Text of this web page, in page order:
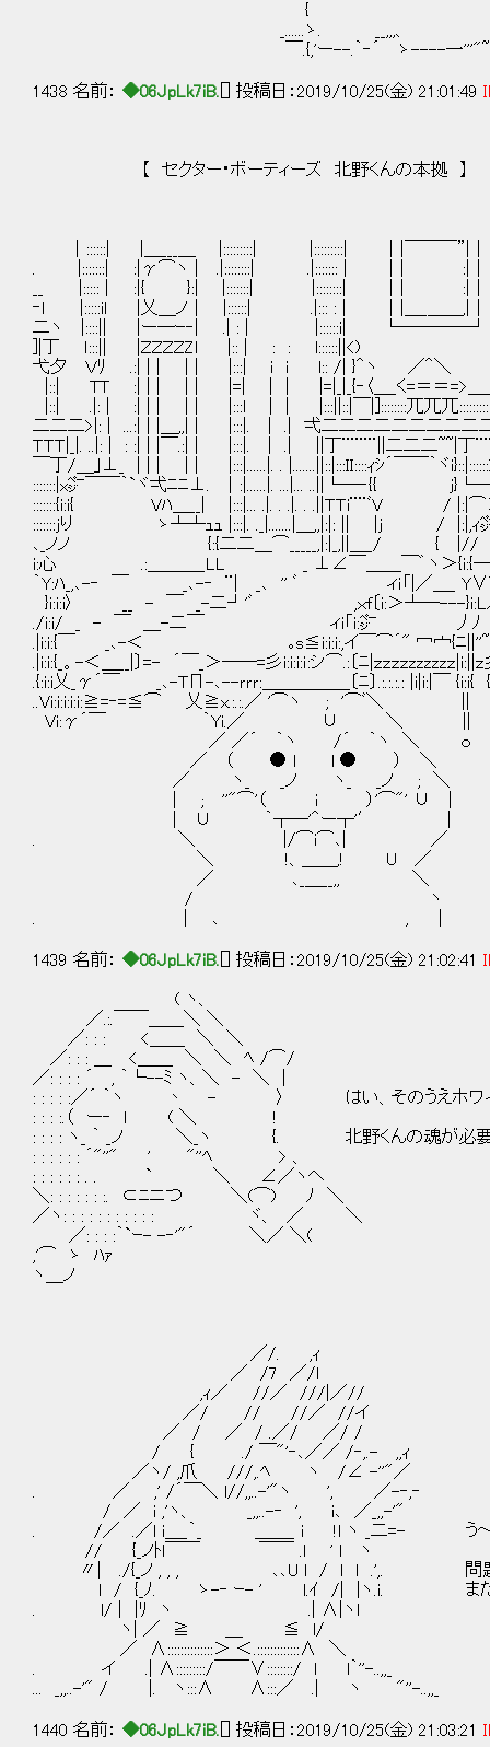
{ _,.:-
_......ゝ. __,,,、
￣.{,'ー--.｀‐´ ゝ----一'''"~
1438 名前： ◆06JpLk7iB. [] 投稿日：2019/10/25(金) 21:01:49
【 セクター・ボーティーズ 北野くんの本拠 】
｜::::::| |＿___＿ |:::::::::| |:::::::::| ｜|￣￣￣”|
. |:::::::| :|γ⌒ヽ | .|::::::::| .|::::::: | ｜| :|｜
__ |::::: | :|{ }:| |:::::::| |::::::::| ｜| :|｜
‐l |:::::il |乂＿ノ｜ |::::::| .|::: : | ｜|＿_＿＿,|
二ヽ |::::|| |ー─ｰ‐| .| : | |::::::i| └────┘
]|丁 ｌ:::|| |ＺＺＺＺZl |:: | : : l::::::||<)
弋夕 Ｖﾘ .:| | | | | |:::| i i l:: /| }＾ヽ ／＾＼
|::| TT :| | | | | |=| | | |=|_|_{‐〈＿_く=＝＝=>＿
|::| .|: | :| | | | | |:::l | | |:::||::|￣|]::::::::兀兀兀
二二二>|: | ...:| | |＿,,| | |:::|. | .| 弌二二二二二二二二
ＴＴＴ|_|. ..|: | : :| | |￣.:| | |:::|. | .| ||丁¨¨¨¨||二二二~~|丁
￣丁/＿｣⊥_ | | | | | |:::|......|. . |.......||::|:::ＩＩ::::ｨｼ´￣￣｀ヾi}::|::::::
:::::::|x㌻￣￣｀`ヾ弌ﾆﾆ⊥. ｜:|......|. ...|... ..||└─‐{{
:::::::{i:i{ Vﾊ＿__| |:::|... .|. . .|. . .||ＴＴi¨¨ﾞV / |:|⌒＞
:::::::jり ゝ┴┴ｭｭ |:::|. ._|.......|＿,,|:|: || |j / |:|,ｨ㌻~//
､_ノノ {:{二二＿⌒_____,|:|_,||＿_/ { |// //ｉｉ
i:心 .:＿＿＿_LL _ ⊥∠￣＿＿￣゛ヽ＞{i:{─ﾉﾉ:|i:|ｨ
｀Y:ﾊ_,､-‐ ￣ _､-‐ ¨| _､ '' ﾞ ィｉ「|／＿_ Y∨ﾞ|||ﾉﾉ
}i:i:i〉 __ - ￣ _-二┘'ﾞ ,ｘf〔i:＞┴─---}i:Lﾉ
./i:i/ _ - ￣ ＿-二￣ ィi「i:㌻ 丿ﾉ )|ﾞ
.|i:i:{￣ _､-＜ ｡s≦i:i:i:,イ￣⌒´" 冖宀{ﾆ||''~ ﾉ
.|i:i:{_。-＜＿__|〕=- ´￣_＞──=彡i:i:i:ｉ:シ⌒.:〔ﾆ|ｚｚｚｚzzzzzｚ|i:||ｚ
.{:i:i乂_γ´￣ _､-TΠ-､--ｒｒｒ:＿＿＿＿＿〔ﾆ〕.:.:.:.: |i|i:|￣ {i:i{
..Vi:i:i:i:i:≧=‐=≦⌒ 乂≧x.:.:.／ '⌒ヽ ; '⌒ﾞ＼ ||
Vi:γ´￣ ｀Yi.／ ∪ ＼ ||
／ ／´ ｀ヽ /´ ｀ヽ ＼ ｏ
／ （ ● l l ● ） ＼
／ ヽ_ _ノ ヽ_ _ノ ; ＼ 四大天使の
| ; ''"⌒'（ i ）'⌒"' ∪ |
| ∪ ｀┬─'＾ー┬'′ | それでホワイト
. ＼ |/⌒i⌒､| ／
＼ !、＿＿,! U ／
／ ､_＿__,, ＼
/ ヽ
. | ､ , |
1439 名前： ◆06JpLk7iB. [] 投稿日：2019/10/25(金) 21:02:41
( ヽ、
／.:.￣￣＿＿＼ ＼
／: : : <＿＿ ＼ ＼
／: : : ＿ <＿＿ ＼ ＼ ﾍ /⌒/
／: : : : ´ , ｀└--ﾐ ヽ、＼ - ＼ |
: : : : :／´ ｀ヽ 丶 - 〉 はい、そのうえホワイト
: : : :.（ ー‐ l ( ＼ !
: : : : ヽ_ ｀ _ノ ＼_ヽ {. 北野くんの魂が必要だな
: : : : : : ´"''" ' "''ﾍ > 、
: : : : : : . . ` ＼ ∠／ヽヘ
＼: : : : : : :. ⊂ﾆニつ ＼(⌒) ﾉ ＼
／ヽ: : : : : : : : : : : ヾ、 ／ ＼
／: : : :｀`ｰ- -‐'"´ ＼／ ＼(
,'⌒ ゝ ﾊｧ
ヽ＿ノ
／/. ,ｨ
／ /7 ／/l
,ｨ／ //／ ///|／//
／/ // //／ //イ
／ / ／ / .／/ ／/ /
/ { ./ ￣"'‐､／／ /‐,.- ,,ｨ
／ヽ/ ,爪 ///,.ﾍ ヽ /∠ -''"／
. ／ ,' /´￣＼ l//,,..-'"ヽ ', ／-‐,‐
/ ／ i ,'ヽ、 _,,..-‐ ', i､ ／_,,-'"
. /／ .／l i＿_｀_ ＿＿_ i !l ヽ _二=- う
// {_ノﾄl￣￣ ￣￣ .l ' l ヽ
〃| ./{_ノ , , , ､､U l / l l .',. 問題が一つ
l / {_ﾉ. ゝ-‐ ｰ- ' l.ｲ /| |ヽ.i. また面倒な
. l/ | |ﾘ ヽ .| ∧|ヽl
ヽ| ／ ≧ ＿ ≦ l/
／ ∧::::::::::::::＞ ＜.:::::::::::::∧ ＼
. イ .| ∧:::::::::/￣￣∨::::::::/ l l｀''-..,,_
... _,,..-'" / |. ヽ:::∧ ∧:::／ .| ヽ "''-..,,_
1440 名前： ◆06JpLk7iB. [] 投稿日：2019/10/25(金) 21:03:21